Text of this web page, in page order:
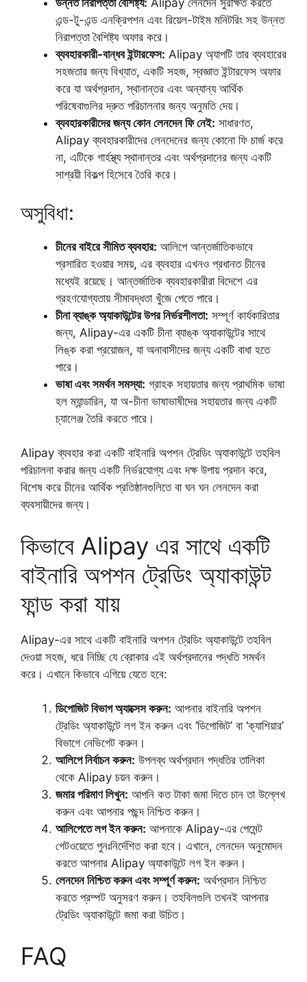
উন্নত নিরাপত্তা বৈশিষ্ট্য: Alipay লেনদেন সুরক্ষিত করতে
এন্ড-টু-এন্ড এনক্রিপশন এবং রিয়েল-টাইম মনিটরিং সহ উন্নত
নিরাপত্তা বৈশিষ্ট্য অফার করে।
ব্যবহারকারী-বান্ধব ইন্টারফেস: Alipay অ্যাপটি তার ব্যবহারের
সহজতার জন্য বিখ্যাত, একটি সহজ, স্বজ্ঞাত ইন্টারফেস অফার
করে যা অর্থপ্রদান, স্থানান্তর এবং অন্যান্য আর্থিক
পরিষেবাগুলির দ্রুত পরিচালনার জন্য অনুমতি দেয়।
ব্যবহারকারীদের জন্য কোন লেনদেন ফি নেই: সাধারণত,
Alipay ব্যবহারকারীদের লেনদেনের জন্য কোনো ফি চার্জ করে
না, এটিকে গার্হস্থ্য স্থানান্তর এবং অর্থপ্রদানের জন্য একটি
সাশ্রয়ী বিকল্প হিসেবে তৈরি করে।
অসুবিধা:
চীনের বাইরে সীমিত ব্যবহার: আলিপে আন্তর্জাতিকভাবে
প্রসারিত হওয়ার সময়, এর ব্যবহার এখনও প্রধানত চীনের
মধ্যেই রয়েছে। আন্তর্জাতিক ব্যবহারকারীরা বিদেশে এর
গ্রহণযোগ্যতায় সীমাবদ্ধতা খুঁজে পেতে পারে।
চীনা ব্যাঙ্ক অ্যাকাউন্টের উপর নির্ভরশীলতা: সম্পূর্ণ কার্যকারিতার
জন্য, Alipay-এর একটি চীনা ব্যাঙ্ক অ্যাকাউন্টের সাথে
লিঙ্ক করা প্রয়োজন, যা অনাবাসীদের জন্য একটি বাধা হতে
পারে।
ভাষা এবং সমর্থন সমস্যা: গ্রাহক সহায়তার জন্য প্রাথমিক ভাষা
হল ম্যান্ডারিন, যা অ-চীনা ভাষাভাষীদের সহায়তার জন্য একটি
চ্যালেঞ্জ তৈরি করতে পারে।
Alipay ব্যবহার করা একটি বাইনারি অপশন ট্রেডিং অ্যাকাউন্টে তহবিল
পরিচালনা করার জন্য একটি নির্ভরযোগ্য এবং দক্ষ উপায় প্রদান করে,
বিশেষ করে চীনের আর্থিক প্রতিষ্ঠানগুলিতে বা ঘন ঘন লেনদেন করা
ব্যবসায়ীদের জন্য।
কিভাবে Alipay এর সাথে একটি
বাইনারি অপশন ট্রেডিং অ্যাকাউন্ট
ফান্ড করা যায়
Alipay-এর সাথে একটি বাইনারি অপশন ট্রেডিং অ্যাকাউন্টে তহবিল
দেওয়া সহজ, ধরে নিচ্ছি যে ব্রোকার এই অর্থপ্রদানের পদ্ধতি সমর্থন
করে। এখানে কিভাবে এগিয়ে যেতে হবে:
ডিপোজিট বিভাগ অ্যাক্সেস করুন: আপনার বাইনারি অপশন
ট্রেডিং অ্যাকাউন্টে লগ ইন করুন এবং ‘ডিপোজিট’ বা ‘ক্যাশিয়ার’
বিভাগে নেভিগেট করুন।
আলিপে নির্বাচন করুন: উপলব্ধ অর্থপ্রদান পদ্ধতির তালিকা
থেকে Alipay চয়ন করুন।
জমার পরিমাণ লিখুন: আপনি কত টাকা জমা দিতে চান তা উল্লেখ
করুন এবং আপনার পছন্দ নিশ্চিত করুন।
আলিপেতে লগ ইন করুন: আপনাকে Alipay-এর পেমেন্ট
গেটওয়েতে পুনঃনির্দেশিত করা হবে। এখানে, লেনদেন অনুমোদন
করতে আপনার Alipay অ্যাকাউন্টে লগ ইন করুন।
লেনদেন নিশ্চিত করুন এবং সম্পূর্ণ করুন: অর্থপ্রদান নিশ্চিত
করতে প্রম্পট অনুসরণ করুন। তহবিলগুলি তখনই আপনার
ট্রেডিং অ্যাকাউন্টে জমা করা উচিত।
FAQ